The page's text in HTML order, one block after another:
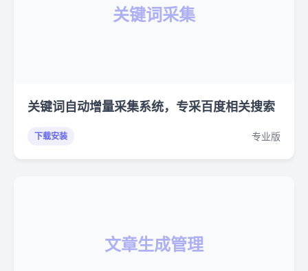
关键词采集
关键词自动增量采集系统，专采百度相关搜索
下载安装 专业版
文章生成管理